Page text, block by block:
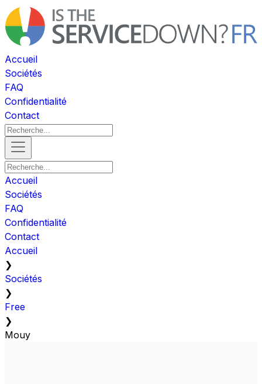
Accueil
Sociétés
FAQ
Confidentialité
Contact
Accueil
Sociétés
FAQ
Confidentialité
Contact
Accueil
❯
Sociétés
❯
Free
❯
Mouy